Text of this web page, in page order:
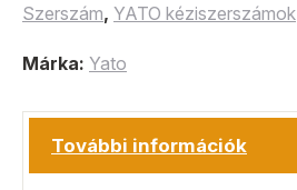
Szerszám, YATO kéziszerszámok
Márka: Yato
További információk